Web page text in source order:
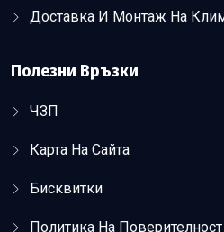
Доставка И Монтаж На
Полезни Връзки
ЧЗП
Карта На Сайта
Бисквитки
Политика На Поверителност